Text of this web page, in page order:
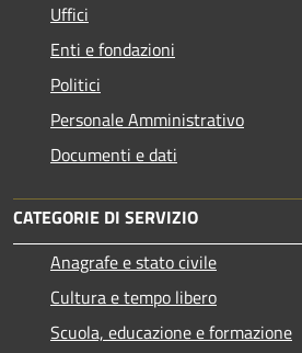
Uffici
Enti e fondazioni
Politici
Personale Amministrativo
Documenti e dati
CATEGORIE DI SERVIZIO
Anagrafe e stato civile
Cultura e tempo libero
Scuola, educazione e formazione